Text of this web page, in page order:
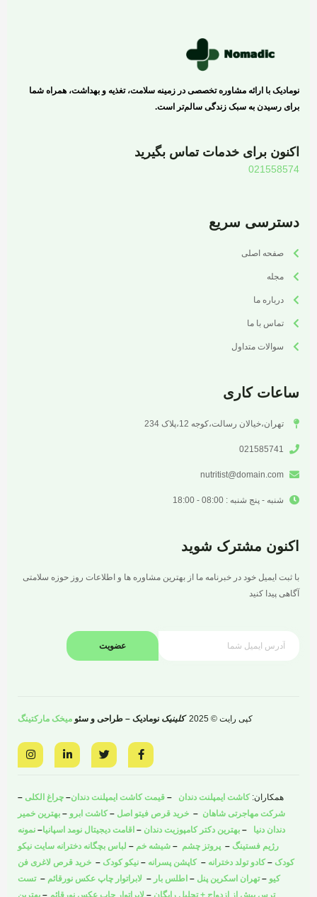
نومادیک با ارائه مشاوره تخصصی در زمینه سلامت، تغذیه و بهداشت، همراه شما
برای رسیدن به سبک زندگی سالم‌تر است.
اکنون برای خدمات تماس بگیرید
021558574
دسترسی سریع
صفحه اصلی
مجله
درباره ما
تماس با ما
سوالات متداول
ساعات کاری
تهران،خیالان رسالت،کوجه 12،پلاک 234
021585741
nutritist@domain.com
شنبه - پنج شنبه : 08:00 - 18:00
اکنون مشترک شوید
با ثبت ایمیل خود در خبرنامه ما از بهترین مشاوره ها و اطلاعات روز حوزه سلامتی
آگاهی پیدا کنید
عضویت
کپی رایت © 2025 کلینیک نومادیک – طراحی و سئو میخک مارکتینگ
F
a
c
o
o
k
-
w
i
e
r
L
i
n
d
-
n
I
n
s
g
r
a
m
همکاران: کاشت ایمپلنت دندان – قیمت کاشت ایمپلنت دندان– چراغ الکلی –
شرکت مهاجرتی شاهان – خرید قرص فیتو اصل –کاشت ابرو – بهترین خمیر
دندان دنیا – بهترین دکتر کامپوزیت دندان – اقامت دیجیتال نومد اسپانیا– نمونه
رژیم فستینگ – پروتز چشم – شیشه خم – لباس بچگانه دخترانه سایت نیکو
کودک –کادو تولد دخترانه –کاپشن پسرانه – نیکو کودک – خرید قرص لاغری فن
کیو –تهران اسکرین پنل – اطلس بار – لابراتوار چاپ عکس نورقائم –تست
ترس پیش از ازدواج + تحلیل رایگان – لابراتوار چاپ عکس نورقائم – بهترین